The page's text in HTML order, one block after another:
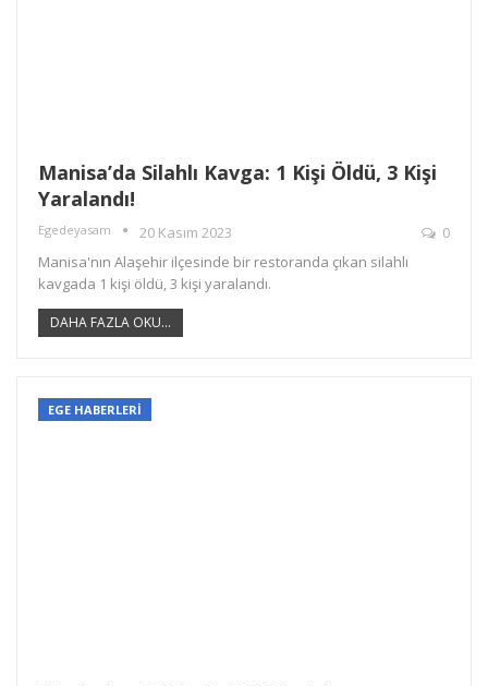
Manisa’da Silahlı Kavga: 1 Kişi Öldü, 3 Kişi
Yaralandı!
Egedeyasam 20 Kasım 2023
0
Manisa'nın Alaşehir ilçesinde bir restoranda çıkan silahlı
kavgada 1 kişi öldü, 3 kişi yaralandı.
DAHA FAZLA OKU...
EGE HABERLERİ